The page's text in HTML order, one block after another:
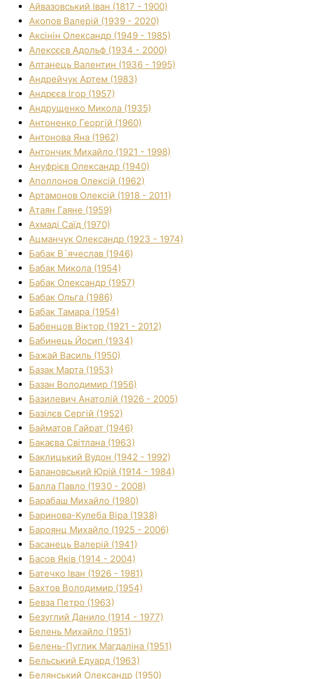
Айвазовський Іван (1817 - 1900)
Акопов Валерій (1939 - 2020)
Аксінін Олександр (1949 - 1985)
Алексєєв Адольф (1934 - 2000)
Алтанець Валентин (1936 - 1995)
Андрейчук Артем (1983)
Андрєєв Ігор (1957)
Андрущенко Микола (1935)
Антоненко Георгій (1960)
Антонова Яна (1962)
Антончик Михайло (1921 - 1998)
Ануфрієв Олександр (1940)
Аполлонов Олексій (1962)
Артамонов Олексій (1918 - 2011)
Атаян Гаяне (1959)
Ахмаді Саїд (1970)
Ацманчук Олександр (1923 - 1974)
Бабак В`ячеслав (1946)
Бабак Микола (1954)
Бабак Олександр (1957)
Бабак Ольга (1986)
Бабак Тамара (1954)
Бабенцов Віктор (1921 - 2012)
Бабинець Йосип (1934)
Бажай Василь (1950)
Базак Марта (1953)
Базан Володимир (1956)
Базилевич Анатолій (1926 - 2005)
Базілєв Сергій (1952)
Байматов Гайрат (1946)
Бакаєва Світлана (1963)
Баклицький Вудон (1942 - 1992)
Балановський Юрій (1914 - 1984)
Балла Павло (1930 - 2008)
Барабаш Михайло (1980)
Баринова-Кулеба Віра (1938)
Бароянц Михайло (1925 - 2006)
Басанець Валерій (1941)
Басов Яків (1914 - 2004)
Батечко Іван (1926 - 1981)
Бахтов Володимир (1954)
Бевза Петро (1963)
Безуглий Данило (1914 - 1977)
Белень Михайло (1951)
Белень-Пуглик Магдаліна (1951)
Бельський Едуард (1963)
Белянський Олександр (1950)